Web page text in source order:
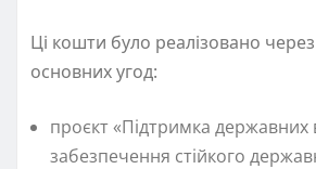
Ці кошти було реалізовано через
основних угод:
проєкт «Підтримка державних
забезпечення стійкого